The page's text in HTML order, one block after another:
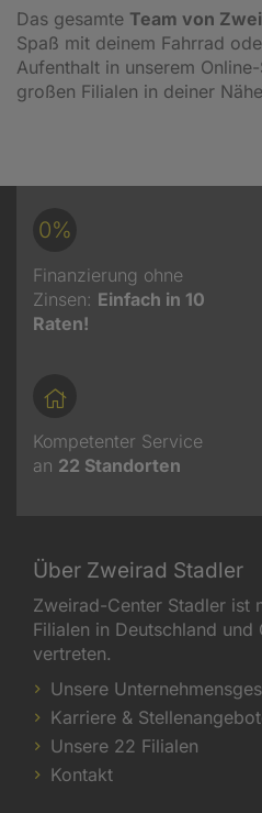
Das gesamte Team von
Spaß mit deinem Fahrrad
Aufenthalt in unserem
großen Filialen in deiner
0%
Finanzierung ohne
Zinsen: Einfach in 10
Raten!
Kompetenter Service
an 22 Standorten
Über Zweirad Stadler
Zweirad-Center Stadler ist
Filialen in Deutschland und
vertreten.
Unsere
Karriere &
Unsere 22 Filialen
Kontakt